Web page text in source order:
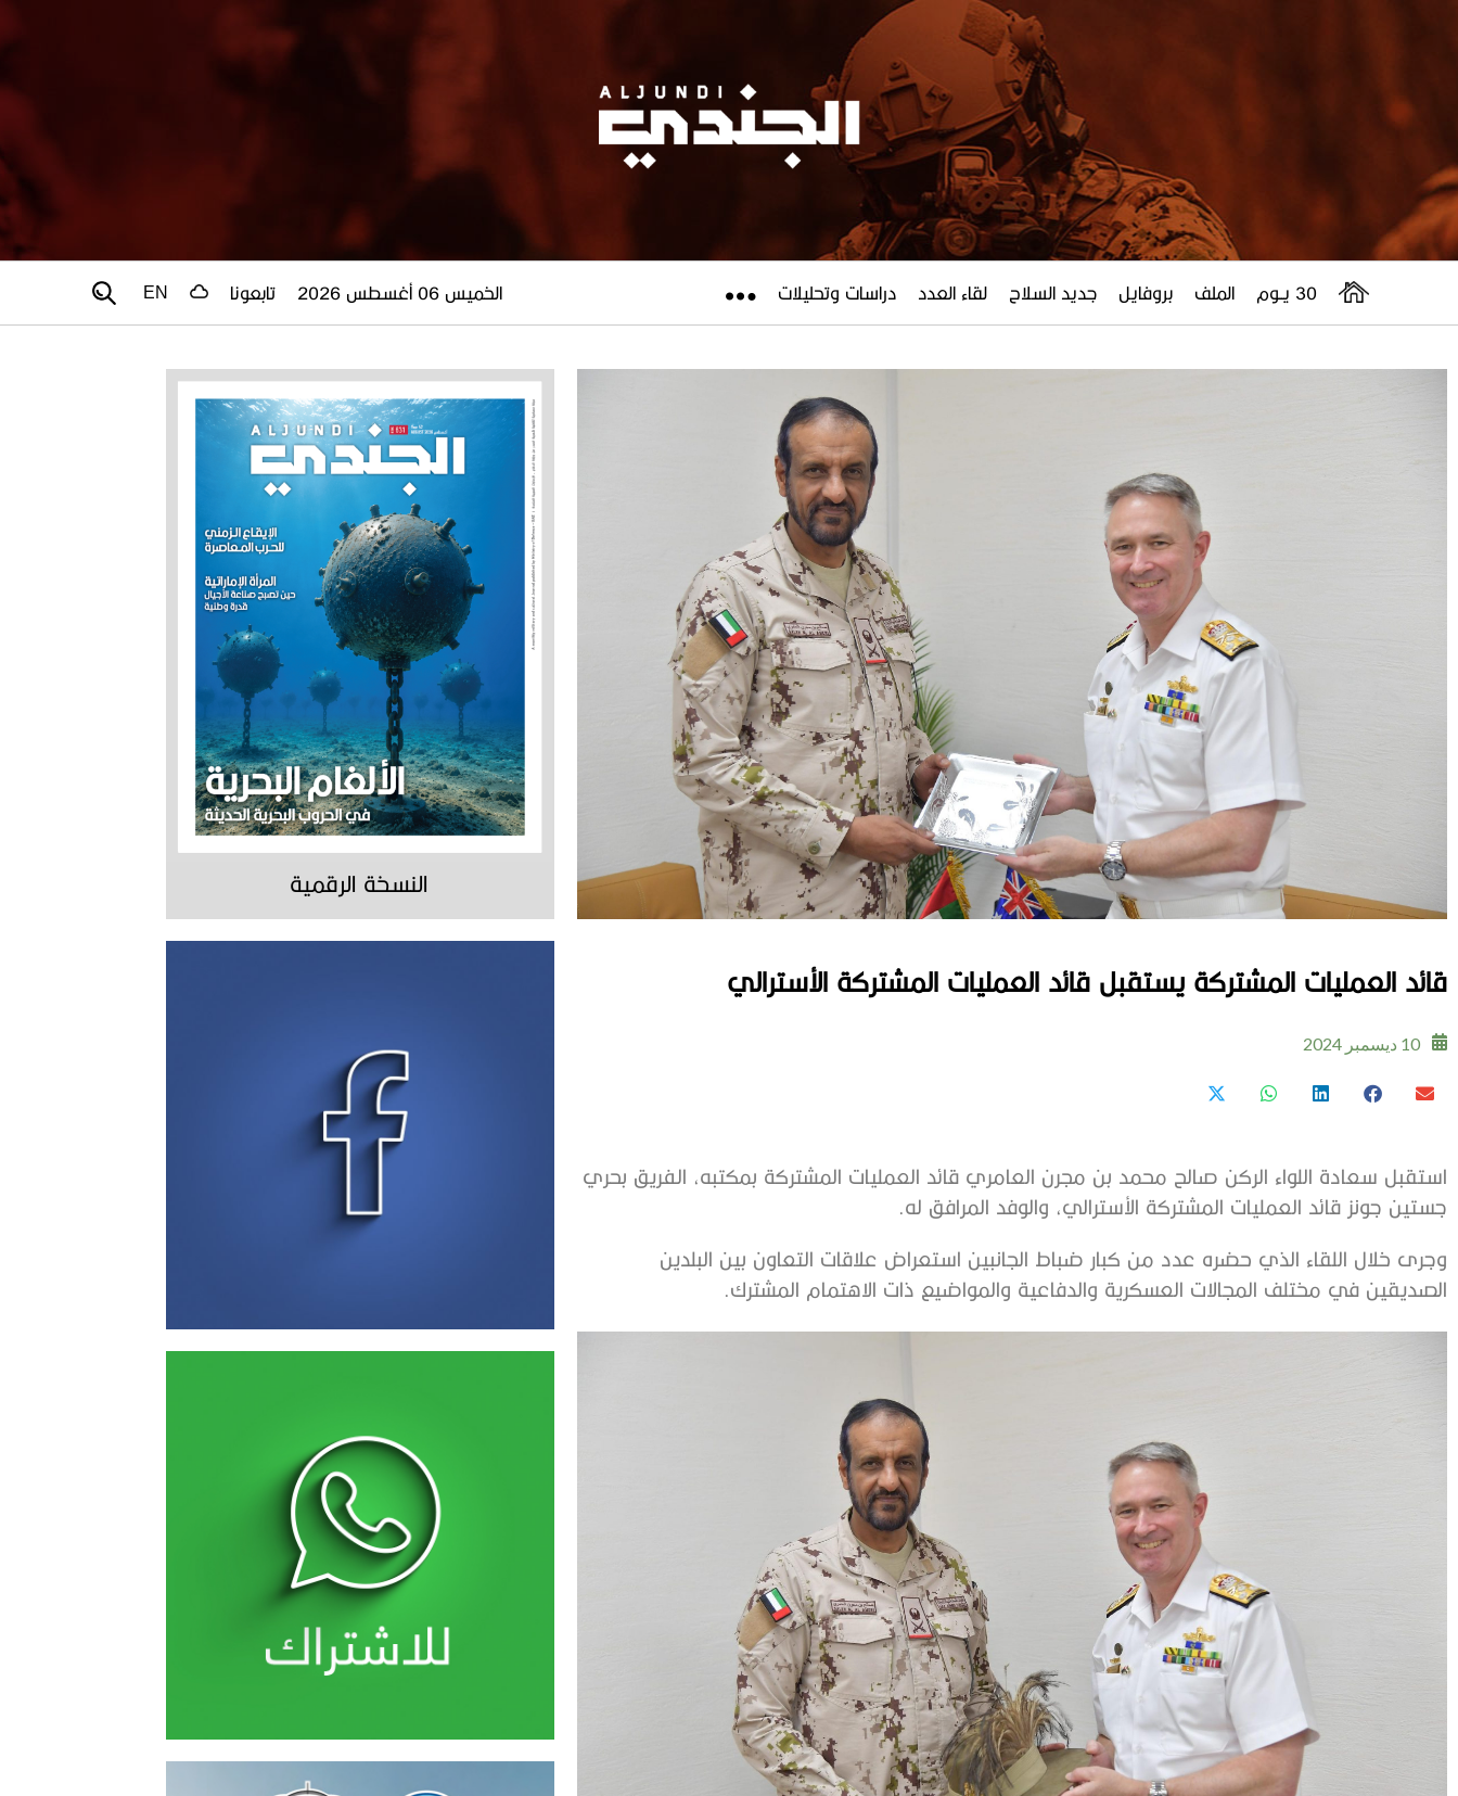
30 يــوم الملف بروفايل جديد السلاح لقاء العدد دراسات وتحليلات الخميس 06 أغسطس 2026 تابعونا EN
قائد العمليات المشتركة يستقبل قائد العمليات المشتركة الأسترالي
10 ديسمبر 2024
استقبل سعادة اللواء الركن صالح محمد بن مجرن العامري قائد العمليات المشتركة بمكتبه، الفريق بحري
جستين جونز قائد العمليات المشتركة الأسترالي، والوفد المرافق له.
وجرى خلال اللقاء الذي حضره عدد من كبار ضباط الجانبين استعراض علاقات التعاون بين البلدين
الصديقين في مختلف المجالات العسكرية والدفاعية والمواضيع ذات الاهتمام المشترك.
النسخة الرقمية